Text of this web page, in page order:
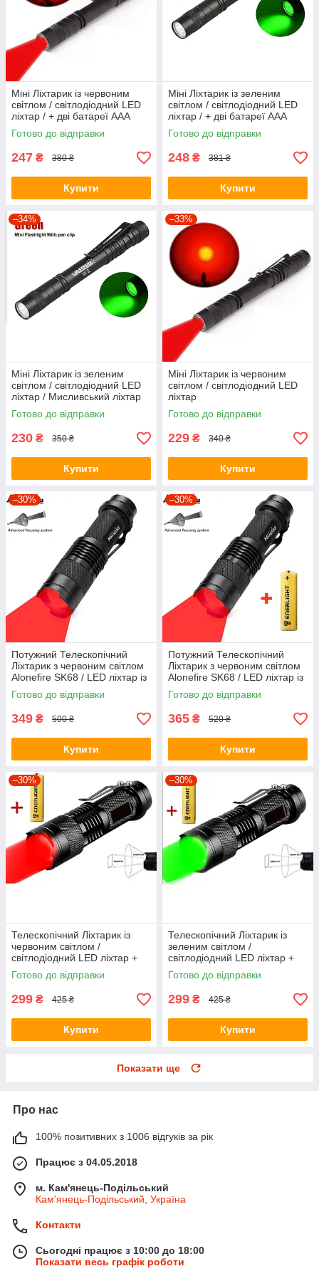
Міні Ліхтарик із червоним
світлом / світлодіодний LED
ліхтар / + дві батареї ААА
Готово до відправки
247 ₴ 380 ₴
Купити
Міні Ліхтарик із зеленим
світлом / світлодіодний LED
ліхтар / + дві батареї ААА
Готово до відправки
248 ₴ 381 ₴
Купити
–34%
Міні Ліхтарик із зеленим
світлом / світлодіодний LED
ліхтар / Мисливський ліхтар
Готово до відправки
230 ₴ 350 ₴
Купити
–33%
Міні Ліхтарик із червоним
світлом / світлодіодний LED
ліхтар
Готово до відправки
229 ₴ 340 ₴
Купити
–30%
Потужний Телескопічний
Ліхтарик з червоним світлом
Alonefire SK68 / LED ліхтар із
зумом / один режим свічення
Готово до відправки
349 ₴ 500 ₴
Купити
–30%
Потужний Телескопічний
Ліхтарик з червоним світлом
Alonefire SK68 / LED ліхтар із
зумом / один режим свічення
+ батарейка
Готово до відправки
365 ₴ 520 ₴
Купити
–30%
Телескопічний Ліхтарик із
червоним світлом /
світлодіодний LED ліхтар +
батарейка
Готово до відправки
299 ₴ 425 ₴
Купити
–30%
Телескопічний Ліхтарик із
зеленим світлом /
світлодіодний LED ліхтар +
батарейка
Готово до відправки
299 ₴ 425 ₴
Купити
Показати ще
Про нас
100% позитивних з 1006 відгуків за рік
Працює з 04.05.2018
м. Кам'янець-Подільський
Кам'янець-Подільський, Україна
Контакти
Сьогодні працює з 10:00 до 18:00
Показати весь графік роботи